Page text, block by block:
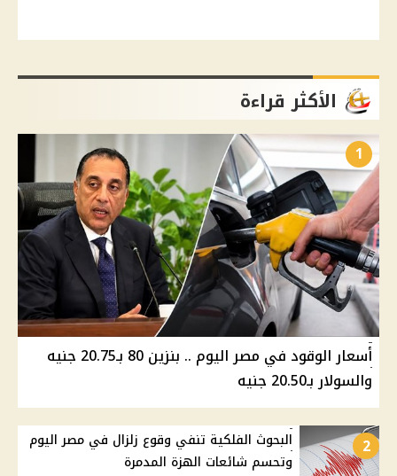
الأكثر قراءة
1
أسعار الوقود في مصر اليوم .. بنزين 80 بـ20.75 جنيه
والسولار بـ20.50 جنيه
2
البحوث الفلكية تنفي وقوع زلزال في مصر اليوم
وتحسم شائعات الهزة المدمرة